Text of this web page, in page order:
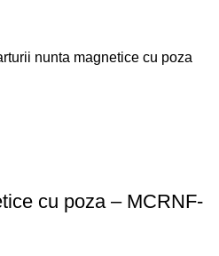
nunta magnetice cu poza
cu poza – MCRNF-